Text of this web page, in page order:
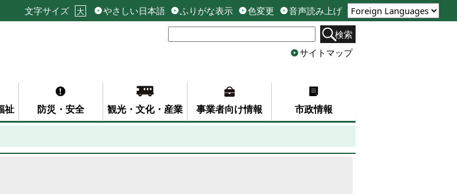
文字サイズ 大 やさしい日本語 ふりがな表示 色変更
音声読み上げ
検索
サイトマップ
祉 防災・安全 観光・文化・産業 事業者向け情報 市政情報